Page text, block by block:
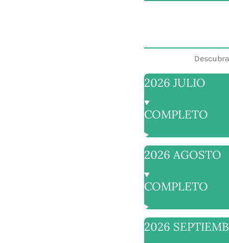
2026 JULIO
COMPLETO
2026 AGOSTO
COMPLETO
2026